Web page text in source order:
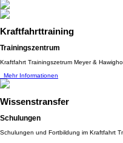
Kraftfahrttraining
Trainingszentrum
Kraftfahrt Trainingszetrum Meyer &
Mehr Informationen
Wissenstransfer
Schulungen
Schulungen und Fortbildung im Kraftfahrt